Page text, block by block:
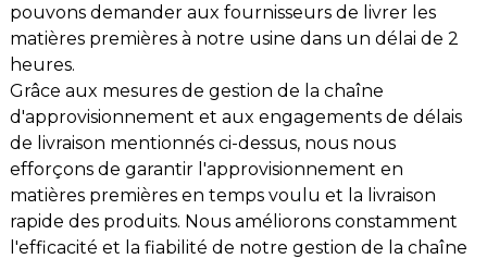
pouvons demander aux fournisseurs de livrer les
matières premières à notre usine dans un délai de 2
heures.
Grâce aux mesures de gestion de la chaîne
d'approvisionnement et aux engagements de délais
de livraison mentionnés ci-dessus, nous nous
efforçons de garantir l'approvisionnement en
matières premières en temps voulu et la livraison
rapide des produits. Nous améliorons constamment
l'efficacité et la fiabilité de notre gestion de la chaîne